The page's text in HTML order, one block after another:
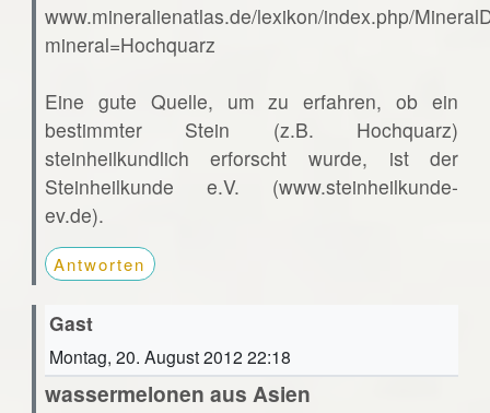
www.mineralienatlas.de/lexikon/index.php/
mineral=Hochquarz
Eine gute Quelle, um zu erfahren, ob ein
bestimmter Stein (z.B. Hochquarz)
steinheilkundlich erforscht wurde, ist der
Steinheilkunde e.V. (www.steinheilkunde-
ev.de).
Antworten
Gast
Montag, 20. August 2012 22:18
wassermelonen aus Asien